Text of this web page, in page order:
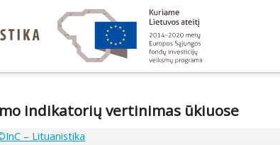
indikatorių vertinimas ūkiuose
– Lituanistika